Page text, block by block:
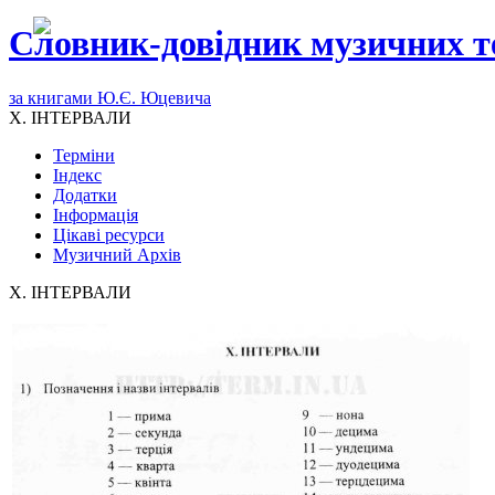
Словник-довідник музичних
за книгами Ю.Є. Юцевича
X. ІНТЕРВАЛИ
Терміни
Індекс
Додатки
Інформація
Цікаві ресурси
Музичний Архів
X. ІНТЕРВАЛИ